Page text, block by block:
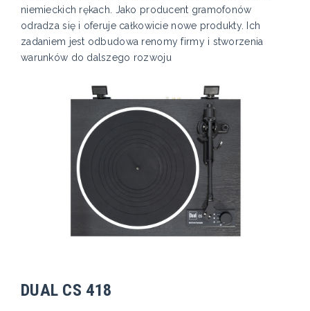
niemieckich rękach. Jako producent gramofonów
odradza się i oferuje całkowicie nowe produkty. Ich
zadaniem jest odbudowa renomy firmy i stworzenia
warunków do dalszego rozwoju
DUAL CS 418